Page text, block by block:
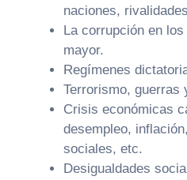
naciones,
La corrupción en
mayor.
Regímenes
Terrorismo, guerras
Crisis económicas
desempleo,
sociales, etc.
Desigualdades